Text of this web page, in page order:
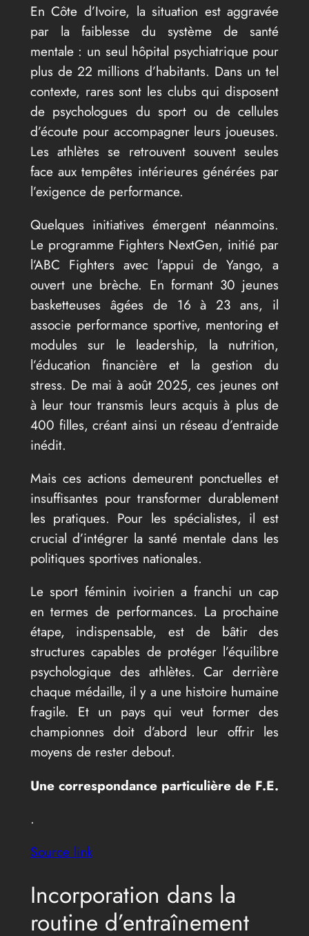
En Côte d’Ivoire, la situation est aggravée
par la faiblesse du système de santé
mentale : un seul hôpital psychiatrique pour
plus de 22 millions d’habitants. Dans un tel
contexte, rares sont les clubs qui disposent
de psychologues du sport ou de cellules
d’écoute pour accompagner leurs joueuses.
Les athlètes se retrouvent souvent seules
face aux tempêtes intérieures générées par
l’exigence de performance.
Quelques initiatives émergent néanmoins.
Le programme Fighters NextGen, initié par
l’ABC Fighters avec l’appui de Yango, a
ouvert une brèche. En formant 30 jeunes
basketteuses âgées de 16 à 23 ans, il
associe performance sportive, mentoring et
modules sur le leadership, la nutrition,
l’éducation financière et la gestion du
stress. De mai à août 2025, ces jeunes ont
à leur tour transmis leurs acquis à plus de
400 filles, créant ainsi un réseau d’entraide
inédit.
Mais ces actions demeurent ponctuelles et
insuffisantes pour transformer durablement
les pratiques. Pour les spécialistes, il est
crucial d’intégrer la santé mentale dans les
politiques sportives nationales.
Le sport féminin ivoirien a franchi un cap
en termes de performances. La prochaine
étape, indispensable, est de bâtir des
structures capables de protéger l’équilibre
psychologique des athlètes. Car derrière
chaque médaille, il y a une histoire humaine
fragile. Et un pays qui veut former des
championnes doit d’abord leur offrir les
moyens de rester debout.
Une correspondance particulière de F.E.
.
Source link
Incorporation dans la
routine d’entraînement